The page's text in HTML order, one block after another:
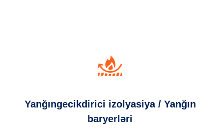
Yanğıngecikdirici izolyasiya / Yanğın
baryerləri